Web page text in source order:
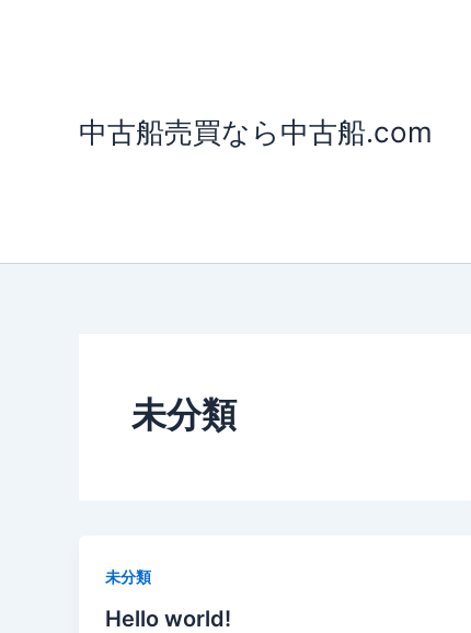
中古船売買なら中古船.com
未分類
未分類
Hello world!